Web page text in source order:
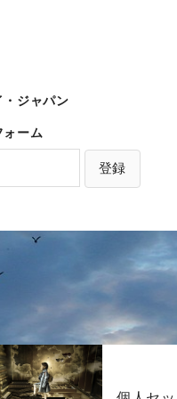
・ジャパン
ォーム